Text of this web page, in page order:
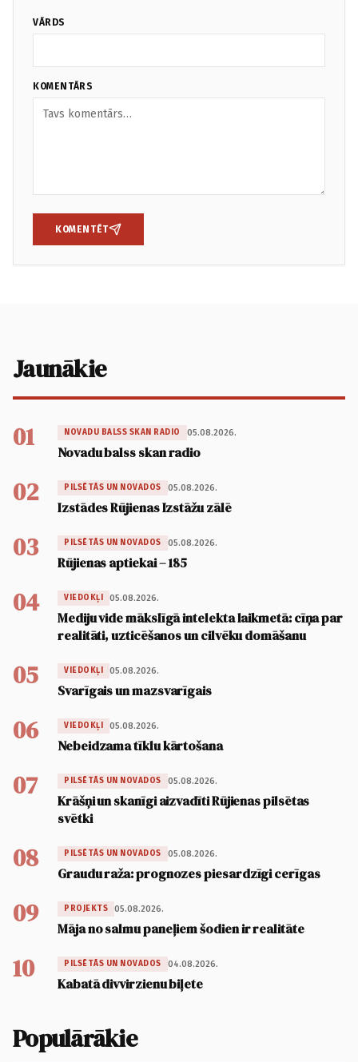
VĀRDS
KOMENTĀRS
KOMENTĒT
Jaunākie
01 NOVADU BALSS SKAN RADIO 05.08.2026.
Novadu balss skan radio
02 PILSĒTĀS UN NOVADOS 05.08.2026.
Izstādes Rūjienas Izstāžu zālē
03 PILSĒTĀS UN NOVADOS 05.08.2026.
Rūjienas aptiekai – 185
04 VIEDOKĻI 05.08.2026.
Mediju vide mākslīgā intelekta laikmetā: cīņa par
realitāti, uzticēšanos un cilvēku domāšanu
05 VIEDOKĻI 05.08.2026.
Svarīgais un mazsvarīgais
06 VIEDOKĻI 05.08.2026.
Nebeidzama tīklu kārtošana
07 PILSĒTĀS UN NOVADOS 05.08.2026.
Krāšņi un skanīgi aizvadīti Rūjienas pilsētas
svētki
08 PILSĒTĀS UN NOVADOS 05.08.2026.
Graudu raža: prognozes piesardzīgi cerīgas
09 PROJEKTS 05.08.2026.
Māja no salmu paneļiem šodien ir realitāte
10 PILSĒTĀS UN NOVADOS 04.08.2026.
Kabatā divvirzienu biļete
Populārākie